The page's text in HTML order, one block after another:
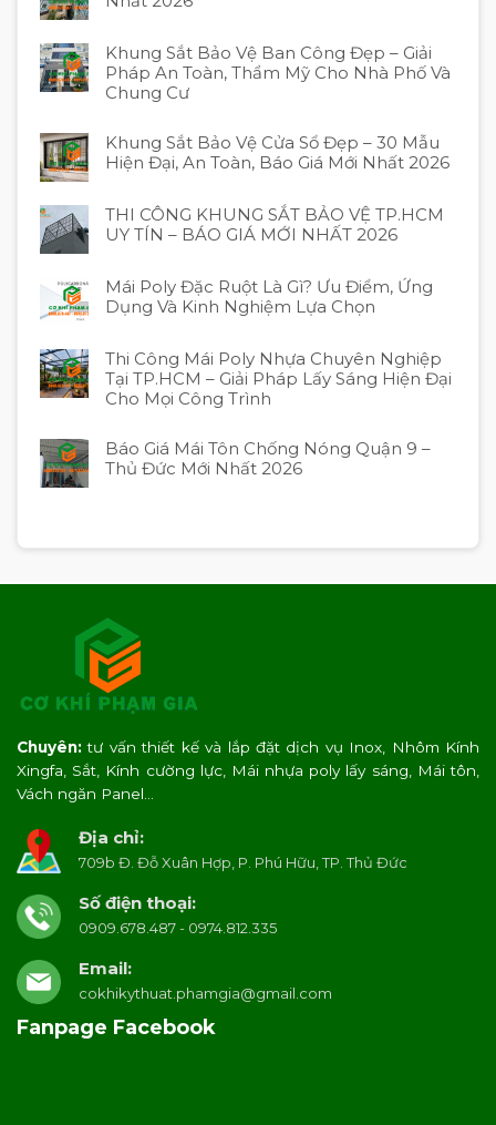
Khung Sắt Bảo Vệ Ban Công Đẹp – Giải
Pháp An Toàn, Thẩm Mỹ Cho Nhà Phố Và
Chung Cư
Khung Sắt Bảo Vệ Cửa Sổ Đẹp – 30 Mẫu
Hiện Đại, An Toàn, Báo Giá Mới Nhất 2026
THI CÔNG KHUNG SẮT BẢO VỆ TP.HCM
UY TÍN – BÁO GIÁ MỚI NHẤT 2026
Mái Poly Đặc Ruột Là Gì? Ưu Điểm, Ứng
Dụng Và Kinh Nghiệm Lựa Chọn
Thi Công Mái Poly Nhựa Chuyên Nghiệp
Tại TP.HCM – Giải Pháp Lấy Sáng Hiện Đại
Cho Mọi Công Trình
Báo Giá Mái Tôn Chống Nóng Quận 9 –
Thủ Đức Mới Nhất 2026
Chuyên:tư vấn thiết kế và lắp đặt dịch vụ Inox, Nhôm Kính
Xingfa, Sắt, Kính cường lực, Mái nhựa poly lấy sáng, Mái tôn,
Vách ngăn Panel…
Địa chỉ:
709b Đ. Đỗ Xuân Hợp, P. Phú Hữu, TP. Thủ Đức
Số điện thoại:
0909.678.487 - 0974.812.335
Email:
cokhikythuat.phamgia@gmail.com
Fanpage Facebook